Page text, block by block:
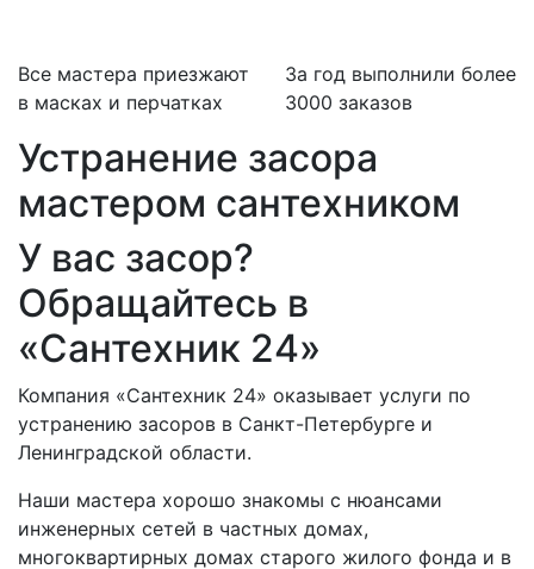
Все мастера приезжают
в масках и перчатках
За год выполнили более
3000 заказов
Устранение засора
мастером сантехником
У вас засор?
Обращайтесь в
«Сантехник 24»
Компания «Сантехник 24» оказывает услуги по
устранению засоров в Санкт-Петербурге и
Ленинградской области.
Наши мастера хорошо знакомы с нюансами
инженерных сетей в частных домах,
многоквартирных домах старого жилого фонда и в